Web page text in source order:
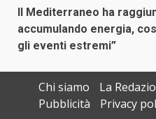
Il Mediterraneo ha
accumulando energia,
gli eventi estremi”
Chi siamo
La
Pubblicità
Privacy